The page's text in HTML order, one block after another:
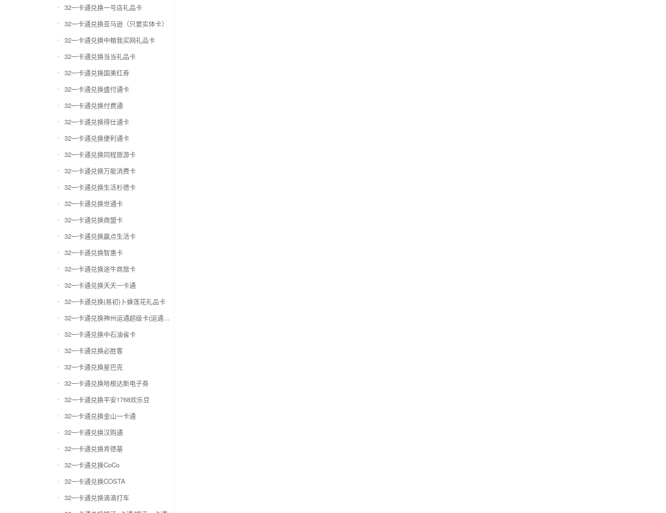
32一卡通兑换一号店礼品卡
32一卡通兑换亚马逊（只要实体卡）
32一卡通兑换中粮我买网礼品卡
32一卡通兑换当当礼品卡
32一卡通兑换国美红券
32一卡通兑换盛付通卡
32一卡通兑换付费通
32一卡通兑换得仕通卡
32一卡通兑换便利通卡
32一卡通兑换同程旅游卡
32一卡通兑换万能消费卡
32一卡通兑换生活杉德卡
32一卡通兑换世通卡
32一卡通兑换商盟卡
32一卡通兑换赢点生活卡
32一卡通兑换智惠卡
32一卡通兑换途牛商旅卡
32一卡通兑换天天一卡通
32一卡通兑换(易初)卜蜂莲花礼品卡
32一卡通兑换神州运通超级卡(运通网购卡)
32一卡通兑换中石油省卡
32一卡通兑换必胜客
32一卡通兑换星巴克
32一卡通兑换哈根达斯电子券
32一卡通兑换平安1768欢乐豆
32一卡通兑换金山一卡通
32一卡通兑换汉购通
32一卡通兑换肯德基
32一卡通兑换CoCo
32一卡通兑换COSTA
32一卡通兑换滴滴打车